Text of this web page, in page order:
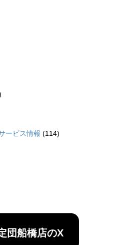
ービス情報 (114)
団船橋店のX